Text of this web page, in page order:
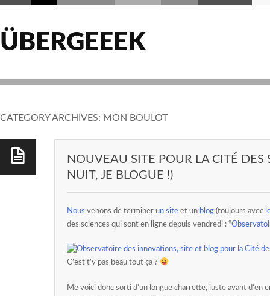
ÜBERGEEEK
CATEGORY ARCHIVES: MON BOULOT
NOUVEAU SITE POUR LA CITÉ DES
NUIT, JE BLOGUE !)
Nous venons de terminer un site et un blog (toujours avec
des sciences qui sont en ligne depuis vendredi : “
C’est t’y pas beau tout ça ?
Me voici donc sorti d’un longue charrette, juste avant d’en